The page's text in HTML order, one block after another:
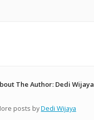
The Author: Dedi Wijaya
posts byDedi Wijaya